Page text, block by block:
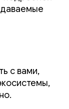
с вами,